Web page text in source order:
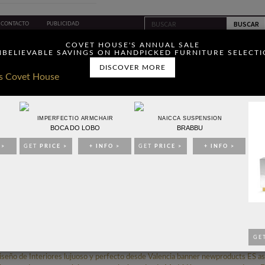
COVET HOUSE'S ANNUAL SALE
SAVINGS ON HANDPICKED FURNITURE
DISCOVER MORE
IMPERFECTIO ARMCHAIR
BOCA DO LOBO
GET PRICE > + INFO >
NAICCA SUSPENSION
BRABBU
GET PRICE > + INFO >
CONTACTO PUBLICIDAD
ILMIO DESIGN CREA PROYECTOS